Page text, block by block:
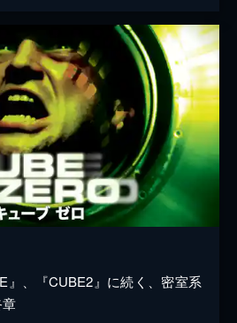
』、『CUBE2』に続く、密室系